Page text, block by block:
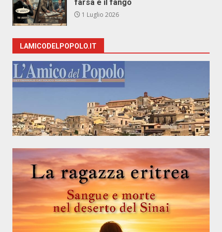
farsa e il fango
1 Luglio 2026
LAMICODELPOPOLO.IT